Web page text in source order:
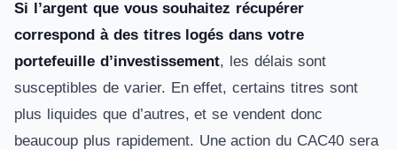
Si l’argent que vous souhaitez récupérer
correspond à des titres logés dans votre
portefeuille d’investissement, les délais sont
susceptibles de varier. En effet, certains titres sont
plus liquides que d’autres, et se vendent donc
beaucoup plus rapidement. Une action du CAC40 sera